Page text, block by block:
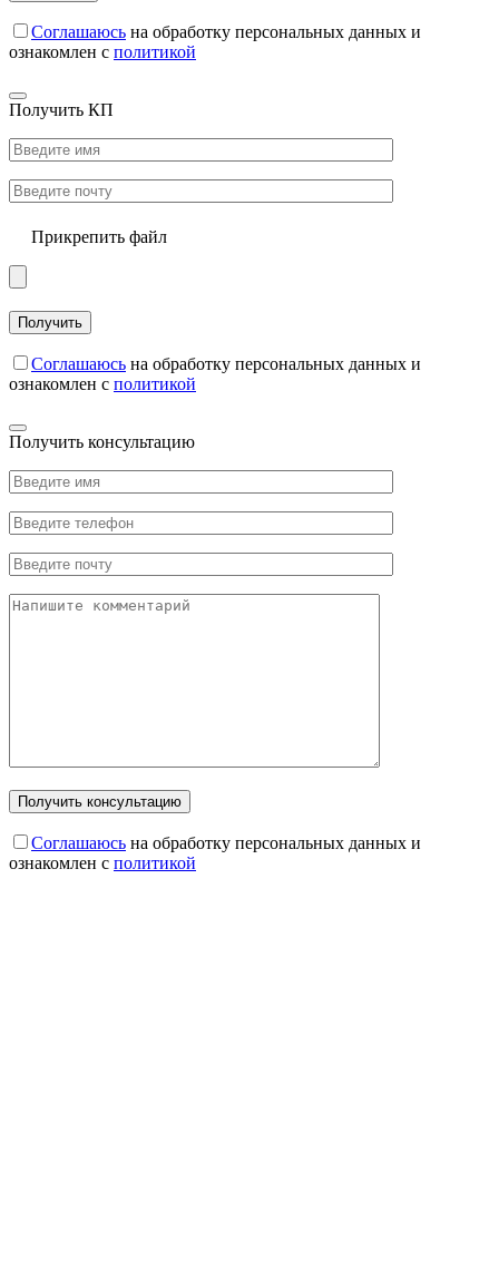
Соглашаюсь на обработку персональных данных и
ознакомлен с политикой
Получить КП
Прикрепить файл
Соглашаюсь на обработку персональных данных и
ознакомлен с политикой
Получить консультацию
Соглашаюсь на обработку персональных данных и
ознакомлен с политикой